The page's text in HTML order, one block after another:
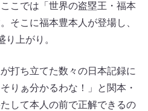
こでは「世界の盗塁王・福本
そこに福本豊本人が登場し、
り上がり。
打ち立てた数々の日本記録に
りぁ分かるわな！」と関本・
して本人の前で正解できるの